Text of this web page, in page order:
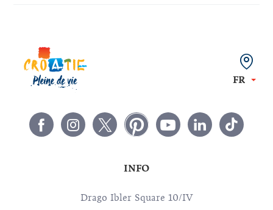
FR
INFO
Drago Ibler Square 10/IV